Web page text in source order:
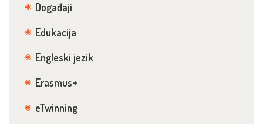
Događaji
Edukacija
Engleski jezik
Erasmus+
eTwinning